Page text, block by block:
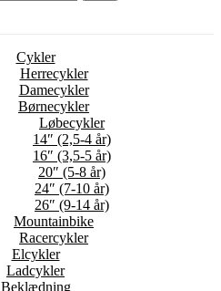
Cykler
Herrecykler
Damecykler
Børnecykler
Løbecykler
14″ (2,5-4 år)
16″ (3,5-5 år)
20″ (5-8 år)
24″ (7-10 år)
26″ (9-14 år)
Mountainbike
Racercykler
Elcykler
Ladcykler
Beklædning